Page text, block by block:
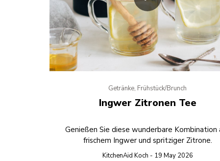
Getränke, Frühstück/Brunch
Ingwer Zitronen Tee
Genießen Sie diese wunderbare Kombination
frischem Ingwer und spritziger Zitrone.
KitchenAid Koch - 19 May 2026